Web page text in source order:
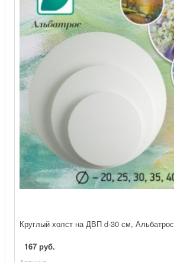
Круглый холст на ДВП d-30 см, Альбатрос
167 руб.